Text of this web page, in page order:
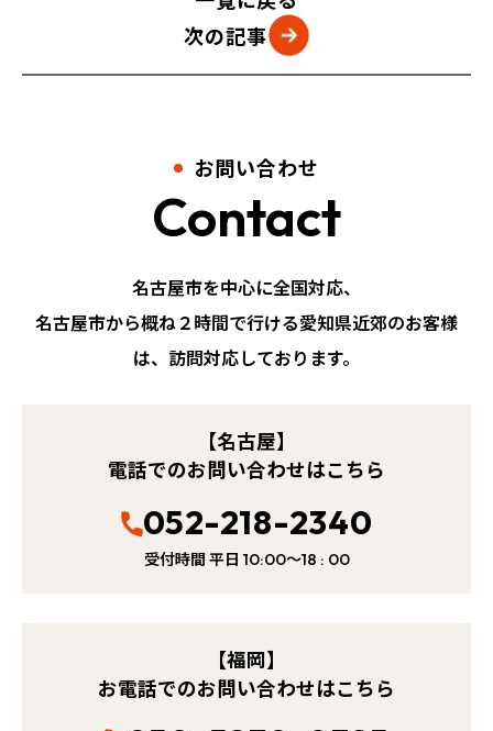
次の記事
お問い合わせ
Contact
名古屋市を中心に全国対応、
名古屋市から概ね２時間で行ける愛知県近郊のお客様
は、訪問対応しております。
【名古屋】
電話でのお問い合わせはこちら
052-218-2340
受付時間 平日 10:00～18 : 00
【福岡】
お電話でのお問い合わせはこちら